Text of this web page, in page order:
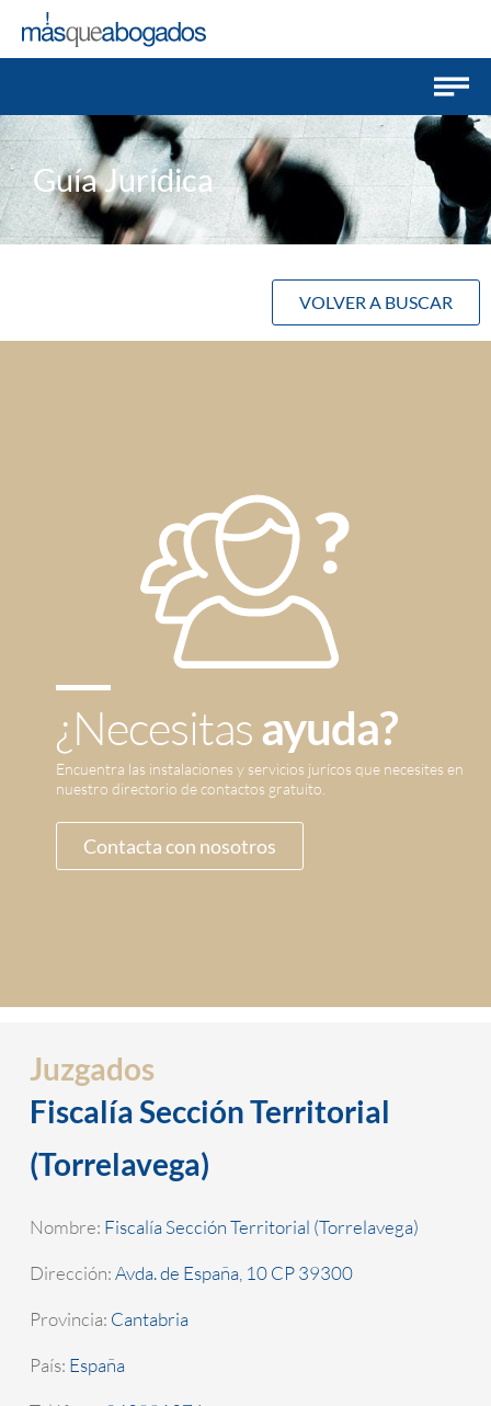
Guía Jurídica
VOLVER A BUSCAR
¿Necesitasayuda?
Encuentra las instalaciones y servicios jurícos que necesites en
nuestro directorio de contactos gratuito.
Contacta con nosotros
Juzgados
Fiscalía Sección Territorial
(Torrelavega)
Nombre: Fiscalía Sección Territorial (Torrelavega)
Dirección:Avda. de España, 10 CP 39300
Provincia: Cantabria
País: España